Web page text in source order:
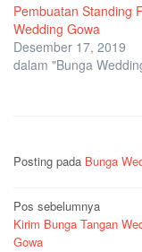
Pembuatan Standing
Wedding Gowa
Desember 17, 2019
dalam "Bunga
Posting pada Bunga
Navigasi
pos
Pos sebelumnya
Kirim Bunga Tangan
Gowa